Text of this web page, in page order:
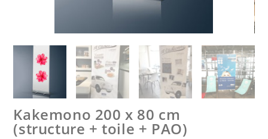
Kakemono 200 x 80 cm
(structure + toile + PAO)